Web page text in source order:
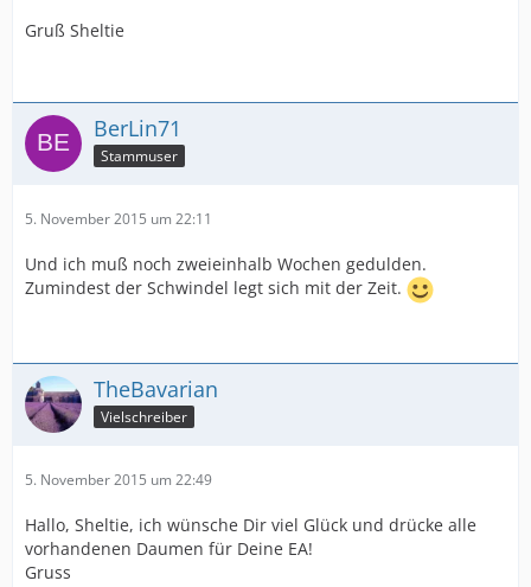
Gruß Sheltie
BerLin71
Stammuser
5. November 2015 um 22:11
Und ich muß noch zweieinhalb Wochen gedulden.
Zumindest der Schwindel legt sich mit der Zeit.
TheBavarian
Vielschreiber
5. November 2015 um 22:49
Hallo, Sheltie, ich wünsche Dir viel Glück und drücke alle
vorhandenen Daumen für Deine EA!
Gruss